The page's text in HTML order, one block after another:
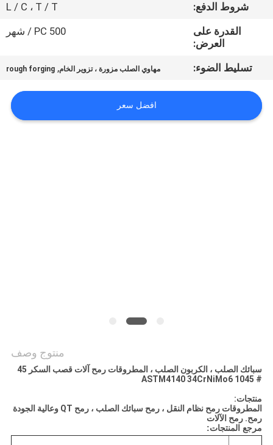
خريطة
الموقع
PRIVACY
POLICY
شروط الدفع:
L / C ، T / T
القدرة على
العرض:
500 PC / شهر
تسليط الضوء: مهاوي الصلب مزورة ، تزوير الخام,
rough forging
افضل سعر
منتوج وصف
سبائك الصلب ، الكربون الصلب ، المطروقات رمح آلات قصب السكر 45
# 1045 ASTM4140 34CrNiMo6
منتجات:
المطروقات رمح نظام النقل ، رمح سبائك الصلب ، رمح QT وعالية الجودة
رمح. رمح الآلات
مرجع المنتجات: